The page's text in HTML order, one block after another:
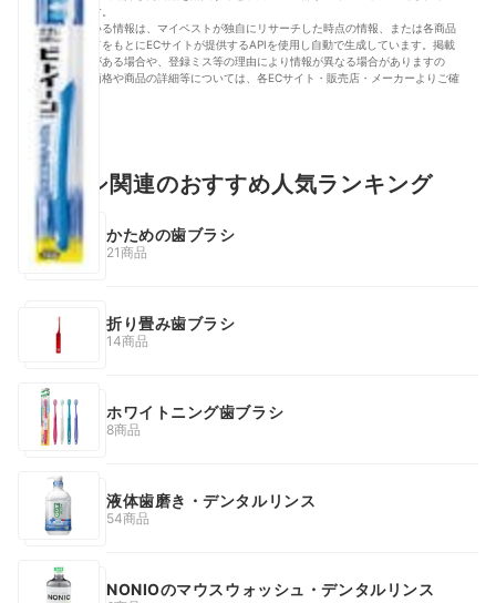
とがあります。
掲載されている情報は、マイベストが独自にリサーチした時点の情報、または各商品
のJANコードをもとにECサイトが提供するAPIを使用し自動で生成しています。掲載
価格に変動がある場合や、登録ミス等の理由により情報が異なる場合がありますの
で、最新の価格や商品の詳細等については、各ECサイト・販売店・メーカーよりご確
認ください。
人気
歯ブラシ関連のおすすめ人気ランキング
かための歯ブラシ
21商品
折り畳み歯ブラシ
14商品
ホワイトニング歯ブラシ
8商品
液体歯磨き・デンタルリンス
54商品
NONIOのマウスウォッシュ・デンタルリンス